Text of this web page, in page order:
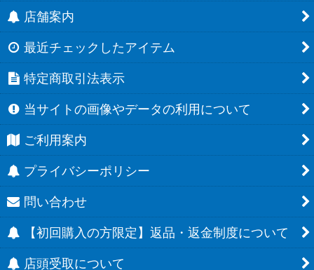
店舗案内
最近チェックしたアイテム
特定商取引法表示
当サイトの画像やデータの利用について
ご利用案内
プライバシーポリシー
問い合わせ
【初回購入の方限定】返品・返金制度について
店頭受取について